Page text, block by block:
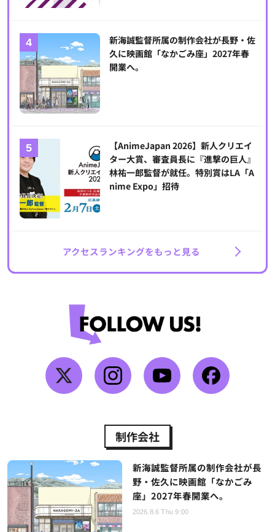
新海誠監督所属の制作会社が長野・佐
久に映画館「なかごみ座」2027年春
開業へ。
【AnimeJapan 2026】新人クリエイ
ター大賞、審査員長に『進撃の巨人』
林祐一郎監督が就任。特別賞はLA「A
nime Expo」招待
アクセスランキングをもっと見る
制作会社
新海誠監督所属の制作会社が長
野・佐久に映画館「なかごみ
座」2027年春開業へ。
2026.8.6 Thu 9:00